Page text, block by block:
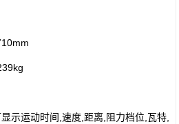
示运动时间,速度,距离,阻力档位,瓦特,